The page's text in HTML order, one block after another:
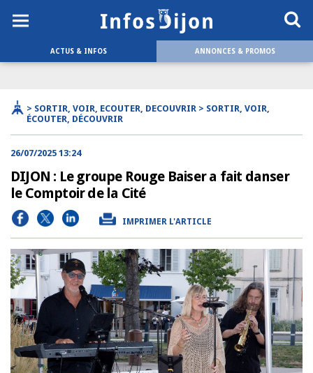
ACTUS & INFOS ANNONCES & PROMOS
> SORTIR, VOIR, ECOUTER, DECOUVRIR > SORTIR, VOIR,
ÉCOUTER, DÉCOUVRIR
26/07/2025 13:24
DIJON : Le groupe Rouge Baiser a fait danser
le Comptoir de la Cité
IMPRIMER L'ARTICLE